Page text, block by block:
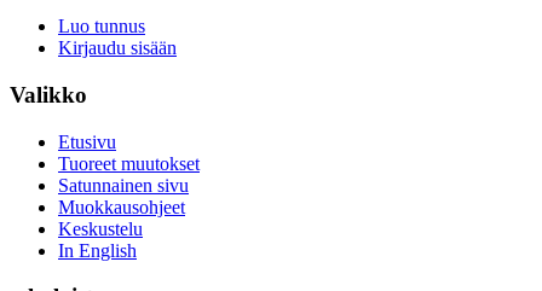
Luo tunnus
Kirjaudu sisään
Valikko
Etusivu
Tuoreet muutokset
Satunnainen sivu
Muokkausohjeet
Keskustelu
In English